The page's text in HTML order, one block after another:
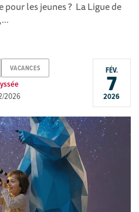
les jeunes ? La Ligue de
VACANCES
2026
FÉV.
7
2026